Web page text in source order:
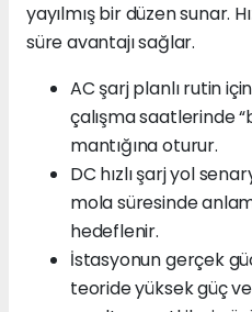
yayılmış bir düzen sunar.
süre avantajı sağlar.
AC şarj planlı rutin
çalışma saatlerinde
mantığına oturur.
DC hızlı şarj yol
mola süresinde
hedeflenir.
İstasyonun gerçek
teoride yüksek güç